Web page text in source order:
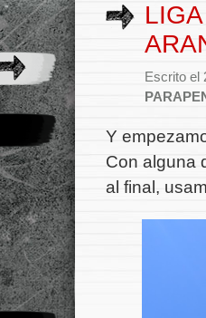
Escrito el
Y
Con alguna
al final,